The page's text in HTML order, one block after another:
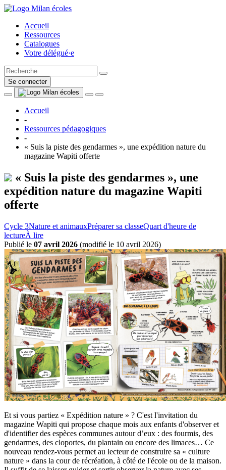
Accueil
Ressources
Catalogues
Votre délégué·e
Se connecter
Accueil
-
Ressources pédagogiques
-
« Suis la piste des gendarmes », une expédition nature du
magazine Wapiti offerte
« Suis la piste des gendarmes », une
expédition nature du magazine Wapiti
offerte
Cycle 3Nature et animauxPréparer sa classeQuart d'heure de
lectureÀ lire
Publié le 07 avril 2026 (modifié le 10 avril 2026)
Et si vous partiez « Expédition nature » ? C'est l'invitation du
magazine Wapiti qui propose chaque mois aux enfants d'observer et
d'identifier des espèces communes autour d’eux : des fourmis, des
gendarmes, des cloportes, du plantain ou encore des limaces… Ce
nouveau rendez-vous permet au lecteur de construire sa « culture
nature » dans la cour de récréation, à côté de l'école ou de la maison.